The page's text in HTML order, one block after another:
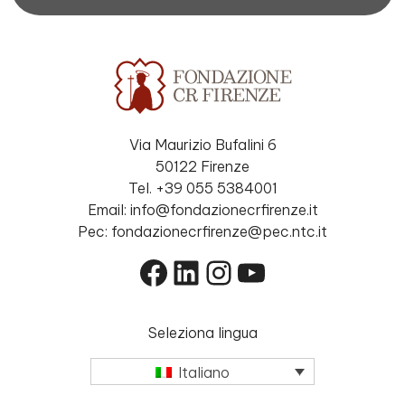
Via Maurizio Bufalini 6
50122 Firenze
Tel. +39 055 5384001
Email: info@fondazionecrfirenze.it
Pec: fondazionecrfirenze@pec.ntc.it
Facebook
LinkedIn
Instagram
YouTube
Seleziona lingua
Italiano